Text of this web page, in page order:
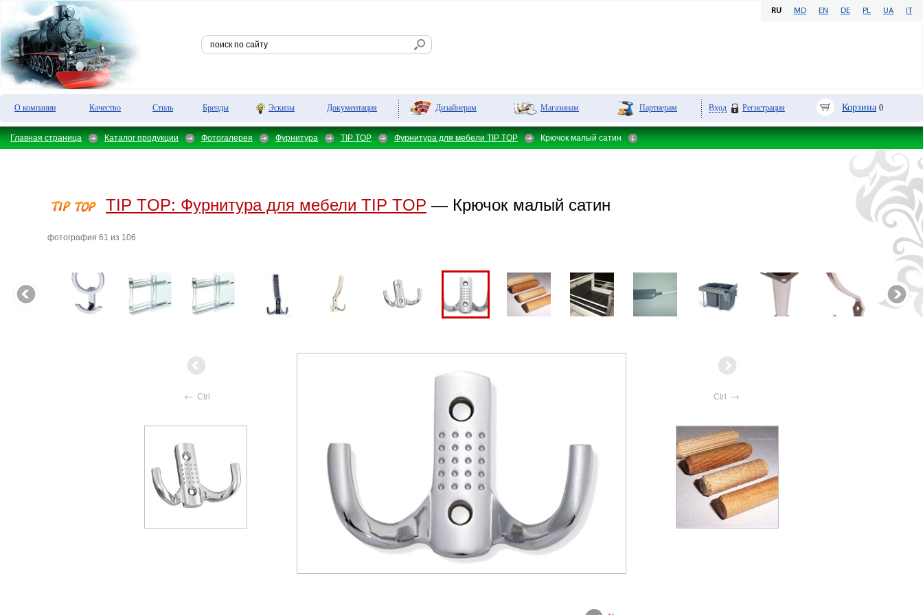
RU MD EN DE PL UA IT
О компании Качество Стиль Бренды Эскизы Документация Дизайнерам Магазинам Партнерам Вход Регистрация Корзина 0
Главная страница Каталог продукции Фотогалерея Фурнитура TIP TOP Фурнитура для мебели TIP TOP Крючок малый сатин
TIP TOP: Фурнитура для мебели TIP TOP — Крючок малый сатин
фотография 61 из 106
← Ctrl Ctrl →